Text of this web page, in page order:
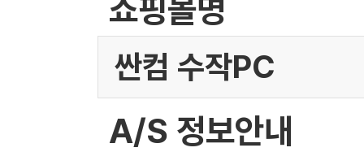
쇼핑몰명
싼컴 수작PC
A/S 정보안내